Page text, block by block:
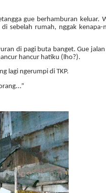
gue berhamburan keluar.
sebelah rumah, nggak kenapa-
di pagi buta banget. Gue
hancur hatiku (lho?).
lagi ngerumpi di TKP.